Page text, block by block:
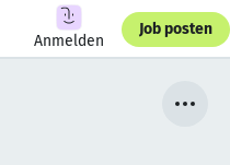
Anmelden
Job posten